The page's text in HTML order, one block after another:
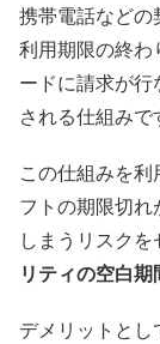
携帯電話などの
利用期限の終わ
ードに請求が
される仕組みで
この仕組みを
フトの期限切れ
しまうリスクを
リティの空白
デメリットとし